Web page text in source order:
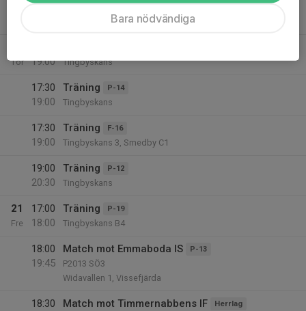
19:00
Fotbolls träning
Tingbyskans , Smedby
Tor
19:00
Tingbyskans
17:30
19:00
Träning P-14
Tingbyskans
17:30
19:00
Träning F-16
Tingbyskans 3, Smedby C1
19:00
20:30
Träning P-12
Tingbyskans
21
Fre
17:00
18:00
Träning P-19
Tingbyskans B4
18:00
19:45
Match mot Emmaboda IS P-13
P2013 SÖ3
Widavallen 1, Vissefjärda
18:30
Match mot Timmernabbens IF Herrlag
Bara nödvändiga